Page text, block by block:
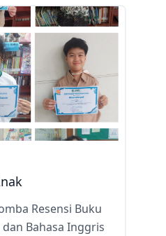
Resensi Buku
Bahasa Inggris